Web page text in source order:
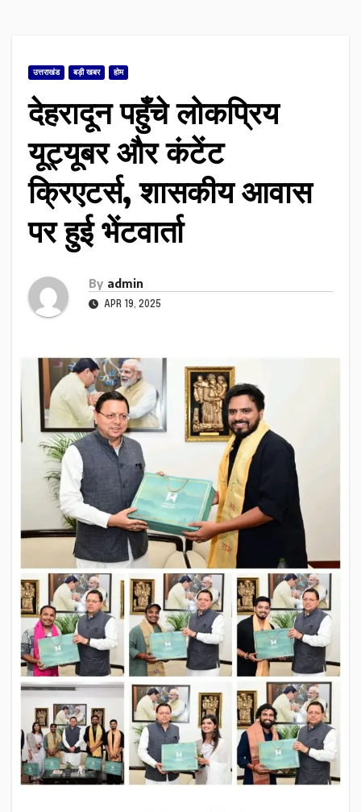
उत्तराखंड बड़ी खबर होम
देहरादून पहुँचे लोकप्रिय
यूट्यूबर और कंटेंट
क्रिएटर्स, शासकीय आवास
पर हुई भेंटवार्ता
By admin
APR 19, 2025